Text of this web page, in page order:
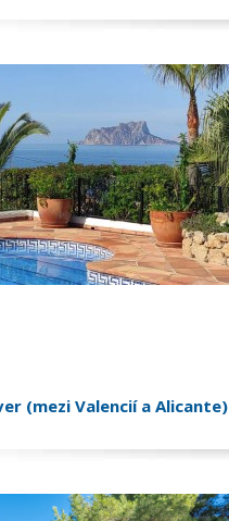
(mezi Valencií a Alicante)